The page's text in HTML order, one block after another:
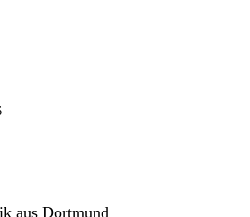
aus Dortmund